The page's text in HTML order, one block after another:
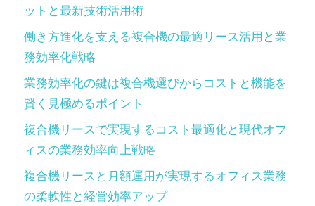
ットと最新技術活用術
働き方進化を支える複合機の最適リース活用と業
務効率化戦略
業務効率化の鍵は複合機選びからコストと機能を
賢く見極めるポイント
複合機リースで実現するコスト最適化と現代オフ
ィスの業務効率向上戦略
複合機リースと月額運用が実現するオフィス業務
の柔軟性と経営効率アップ